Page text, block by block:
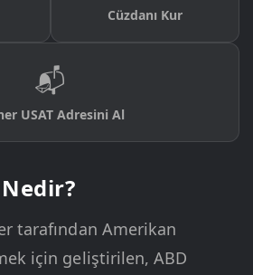
Cüzdanı Kur
📬
USAT Adresini Al
tarafından Amerikan
için geliştirilen, ABD